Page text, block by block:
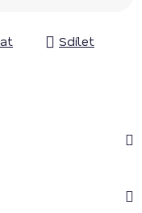
Sdílet